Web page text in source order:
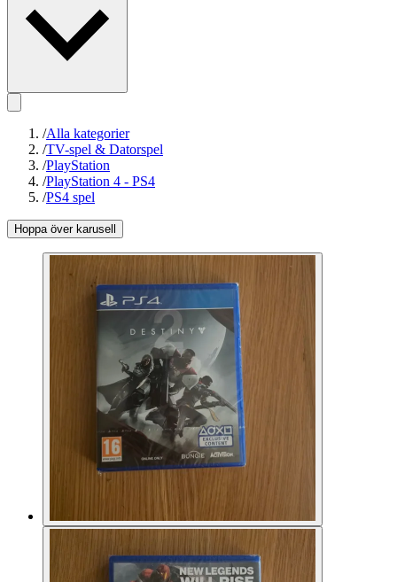
/Alla kategorier
/TV-spel & Datorspel
/PlayStation
/PlayStation 4 - PS4
/PS4 spel
Hoppa över karusell